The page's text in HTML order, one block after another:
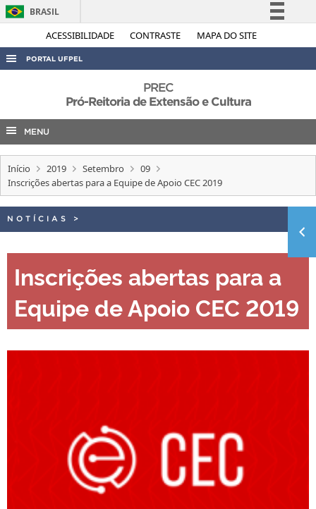
ACESSIBILIDADE CONTRASTE MAPA DO SITE
BRASIL
Simplifique!
Acesso à informação
Legislação
PORTAL UFPEL
AUDITORIA
COBALTO
CONCURSOS
EDITAIS
TELEFONES
PREC
Pró-Reitoria de Extensão e Cultura
MENU
Início 2019 Setembro
09
Inscrições abertas para a Equipe de Apoio CEC 2019
NOTÍCIAS >
Inscrições abertas para a
Equipe de Apoio CEC 2019